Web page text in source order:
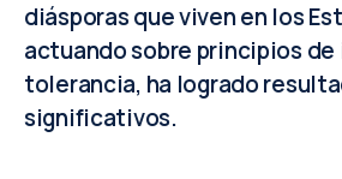
diásporas que viven en los
actuando sobre principios de
tolerancia, ha logrado
significativos.